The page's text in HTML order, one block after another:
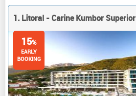
1. Litoral - Carine Kumbor Superior
15%
EARLY
BOOKING